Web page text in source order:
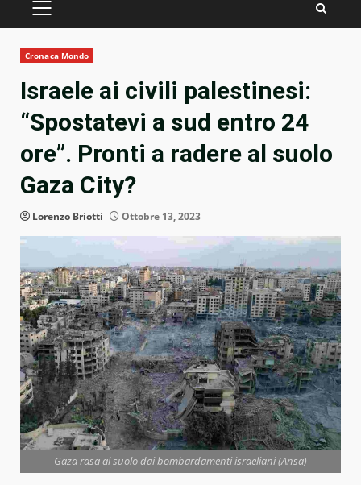
PRIMARY
Cronaca Mondo
Israele ai civili palestinesi:
“Spostatevi a sud entro 24
ore”. Pronti a radere al suolo
Gaza City?
Lorenzo Briotti Ottobre 13, 2023
Gaza rasa al suolo dai bombardamenti israeliani (Ansa)